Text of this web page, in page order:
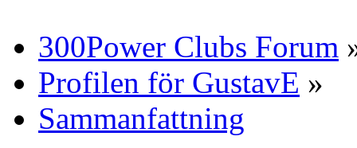
300Power Clubs Forum
Profilen för GustavE »
Sammanfattning